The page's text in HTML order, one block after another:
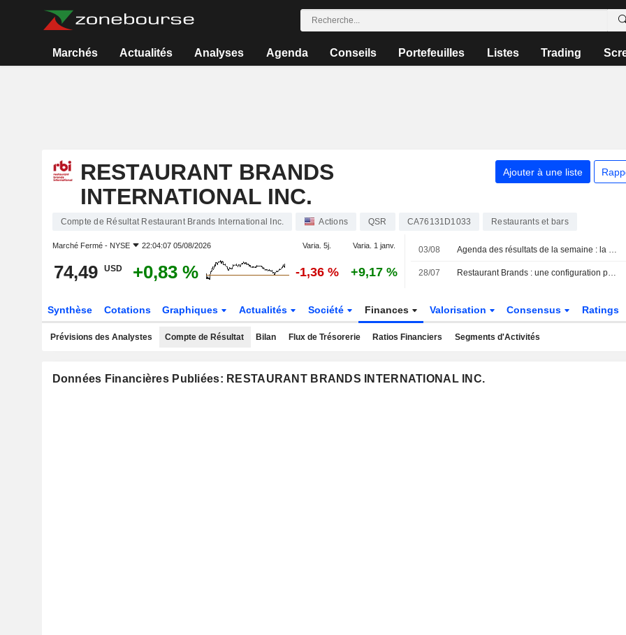
Marchés Actualités Analyses Agenda Conseils Portefeuilles Listes Trading
RESTAURANT BRANDS
INTERNATIONAL INC.
Ajouter à une liste
Compte de Résultat Restaurant Brands International Inc. Actions QSR CA76131D1033 Restaurants et bars
Marché Fermé - NYSE 22:04:07 05/08/2026 Varia. 5j. Varia. 1 janv.
74,49 USD +0,83 % -1,36 % +9,17 %
03/08 Agenda des résultats de la semaine : la première de SpaceX, mais aussi Palantir, Novo Nordisk et Siemens
28/07 Restaurant Brands : une configuration pour le deuxième trimestre " légèrement défavorable » selon RBC Marchés des Capitaux
Synthèse Cotations Graphiques Actualités Société Finances Valorisation Consensus Ratings
Prévisions des Analystes Compte de Résultat Bilan Flux de Trésorerie Ratios Financiers Segments d'Activités
Données Financières Publiées: RESTAURANT BRANDS INTERNATIONAL INC.